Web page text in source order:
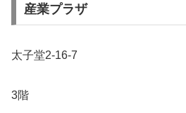
産業プラザ
太子堂2-16-7
3階